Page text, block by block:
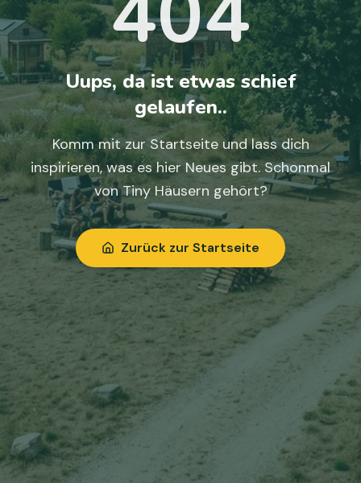
Uups, da ist etwas schief
gelaufen..
Komm mit zur Startseite und lass dich
inspirieren, was es hier Neues gibt. Schonmal
von Tiny Häusern gehört?
Zurück zur Startseite